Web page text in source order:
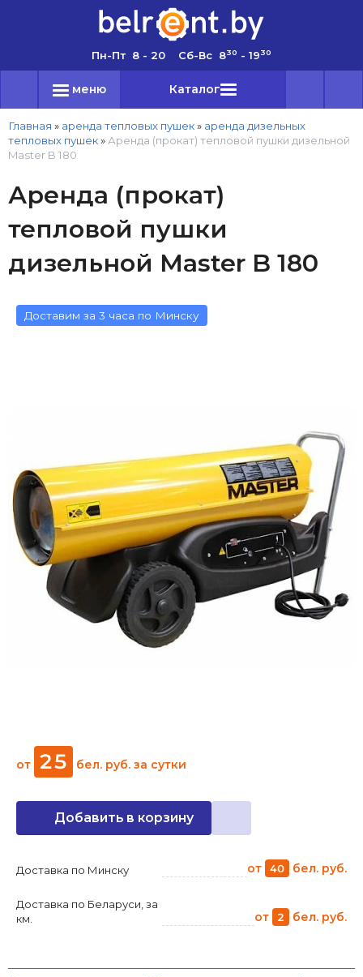
Пн-Пт 8 - 20 Сб-Вс 830 - 1930
меню Каталог
Главная » аренда тепловых пушек» аренда дизельных
тепловых пушек» Аренда (прокат) тепловой пушки дизельной
Master B 180
Аренда (прокат)
тепловой пушки
дизельной Master B 180
Доставим за 3 часа по Минску
от 25 бел. руб. за сутки
Добавить в корзину
Доставка по Минску от 40 бел. руб.
Доставка по Беларуси, за
км.
от 2 бел. руб.